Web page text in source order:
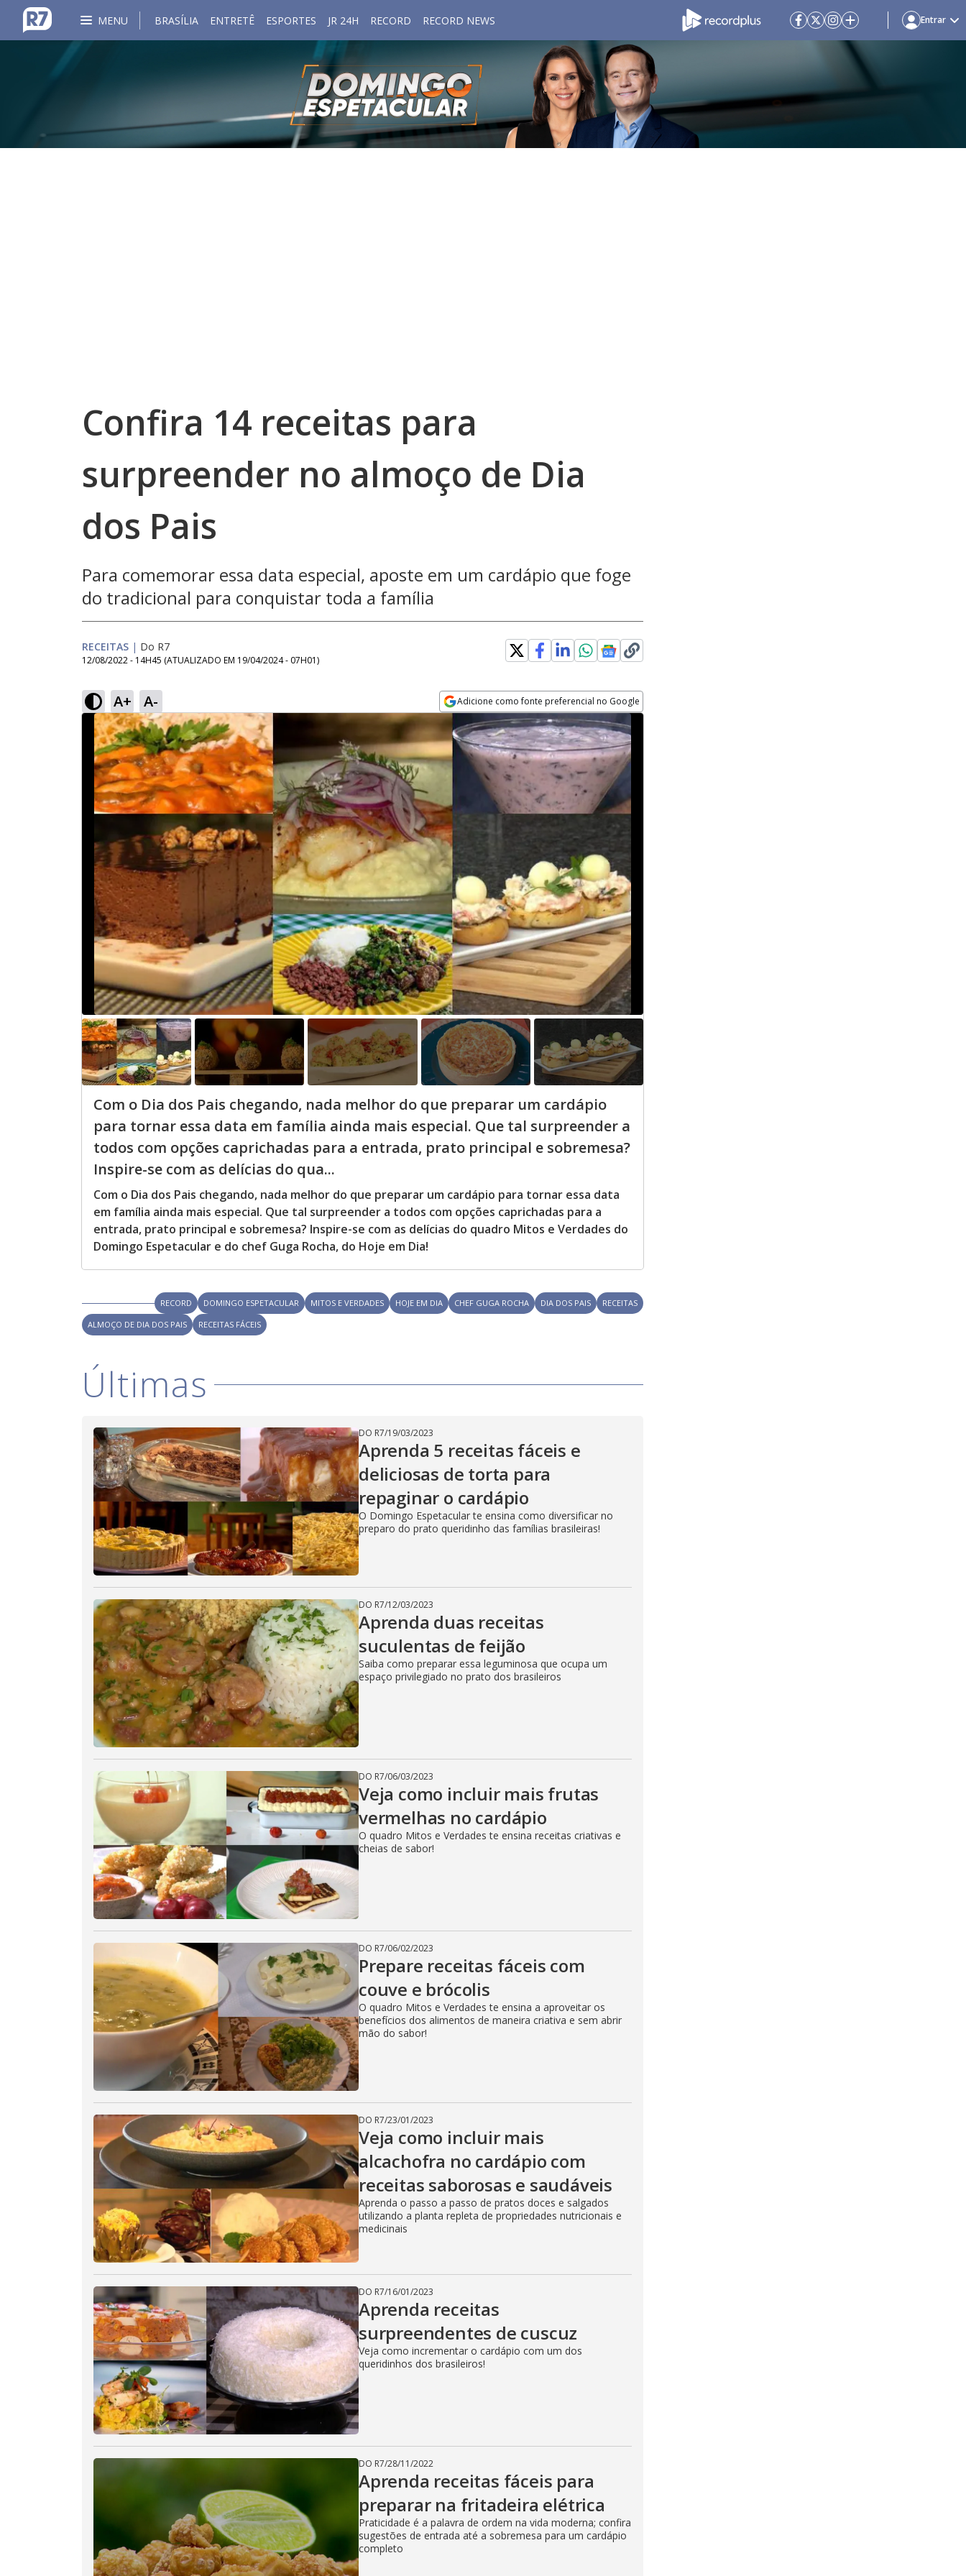
MENU BRASÍLIA ENTRETÊ ESPORTES JR 24H RECORD RECORD NEWS Entrar
Confira 14 receitas para
surpreender no almoço de Dia
dos Pais
Para comemorar essa data especial, aposte em um cardápio que foge
do tradicional para conquistar toda a família
RECEITAS | Do R7
12/08/2022 - 14H45 (ATUALIZADO EM 19/04/2024 - 07H01)
A+ A- Adicione como fonte preferencial no Google
Opens in new window
Com o Dia dos Pais chegando, nada melhor do que preparar um cardápio
para tornar essa data em família ainda mais especial. Que tal surpreender a
todos com opções caprichadas para a entrada, prato principal e sobremesa?
Inspire-se com as delícias do qua...
Com o Dia dos Pais chegando, nada melhor do que preparar um cardápio para tornar essa data
em família ainda mais especial. Que tal surpreender a todos com opções caprichadas para a
entrada, prato principal e sobremesa? Inspire-se com as delícias do quadro Mitos e Verdades do
Domingo Espetacular e do chef Guga Rocha, do Hoje em Dia!
RECORD DOMINGO ESPETACULAR MITOS E VERDADES HOJE EM DIA CHEF GUGA ROCHA DIA DOS PAIS
RECEITAS
ALMOÇO DE DIA DOS PAIS
RECEITAS FÁCEIS
Últimas
DO R7/19/03/2023
Aprenda 5 receitas fáceis e
deliciosas de torta para
repaginar o cardápio
O Domingo Espetacular te ensina como diversificar no
preparo do prato queridinho das famílias brasileiras!
DO R7/12/03/2023
Aprenda duas receitas
suculentas de feijão
Saiba como preparar essa leguminosa que ocupa um
espaço privilegiado no prato dos brasileiros
DO R7/06/03/2023
Veja como incluir mais frutas
vermelhas no cardápio
O quadro Mitos e Verdades te ensina receitas criativas e
cheias de sabor!
DO R7/06/02/2023
Prepare receitas fáceis com
couve e brócolis
O quadro Mitos e Verdades te ensina a aproveitar os
benefícios dos alimentos de maneira criativa e sem abrir
mão do sabor!
DO R7/23/01/2023
Veja como incluir mais
alcachofra no cardápio com
receitas saborosas e saudáveis
Aprenda o passo a passo de pratos doces e salgados
utilizando a planta repleta de propriedades nutricionais e
medicinais
DO R7/16/01/2023
Aprenda receitas
surpreendentes de cuscuz
Veja como incrementar o cardápio com um dos
queridinhos dos brasileiros!
DO R7/28/11/2022
Aprenda receitas fáceis para
preparar na fritadeira elétrica
Praticidade é a palavra de ordem na vida moderna; confira
sugestões de entrada até a sobremesa para um cardápio
completo